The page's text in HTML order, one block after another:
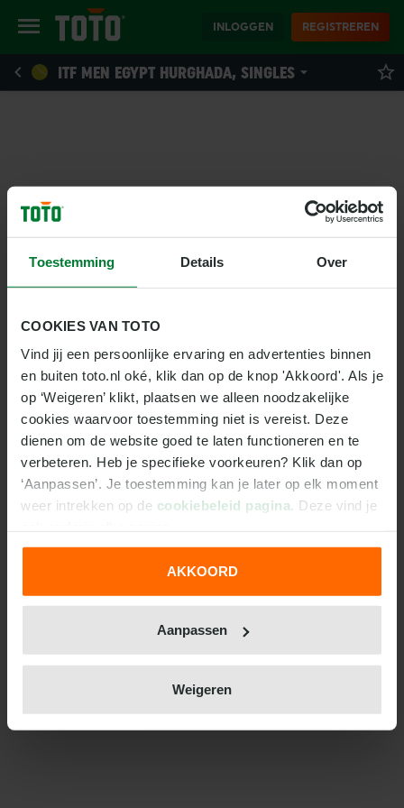
Toestemming Details Over
COOKIES VAN TOTO
Vind jij een persoonlijke ervaring en advertenties binnen
en buiten toto.nl oké, klik dan op de knop 'Akkoord'. Als je
op ‘Weigeren’ klikt, plaatsen we alleen noodzakelijke
cookies waarvoor toestemming niet is vereist. Deze
dienen om de website goed te laten functioneren en te
verbeteren. Heb je specifieke voorkeuren? Klik dan op
‘Aanpassen’. Je toestemming kan je later op elk moment
weer intrekken op de cookiebeleid pagina . Deze vind je
We werken samen met31 derdendie uw gegevens
AKKOORD
Aanpassen
Weigeren
INLOGGEN REGISTREREN
ITF MEN EGYPT HURGHADA, SINGLES